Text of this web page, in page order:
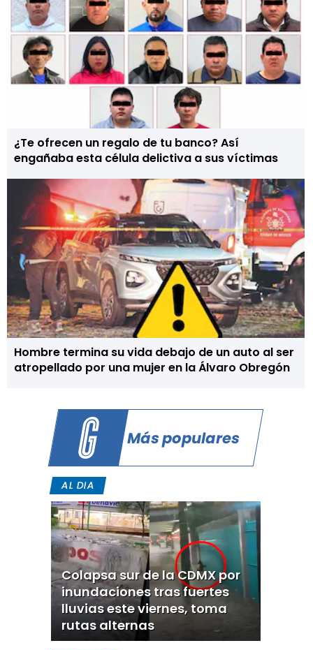
¿Te ofrecen un regalo de tu banco? Así
engañaba esta célula delictiva a sus víctimas
Hombre termina su vida debajo de un auto al ser
atropellado por una mujer en la Álvaro Obregón
Más populares
AL DIA
Colapsa sur de la CDMX por
inundaciones tras fuertes
lluvias este viernes, toma
rutas alternas